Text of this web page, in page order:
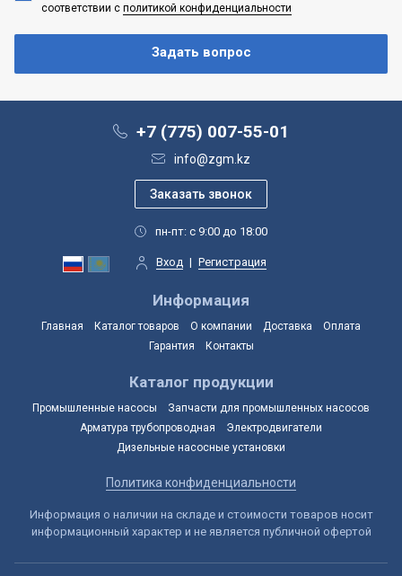
соответствии с политикой конфиденциальности
+7 (775) 007-55-01
info@zgm.kz
пн-пт: с 9:00 до 18:00
Вход | Регистрация
Информация
Главная Каталог товаров О компании Доставка
Оплата
Гарантия
Контакты
Каталог продукции
Промышленные насосы
Запчасти для промышленных насосов
Арматура трубопроводная
Электродвигатели
Дизельные насосные установки
Политика конфиденциальности
Информация о наличии на складе и стоимости товаров носит
информационный характер и не является публичной офертой